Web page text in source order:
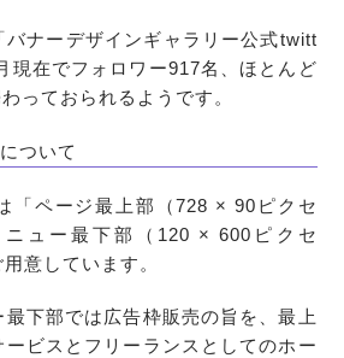
バナーデザインギャラリー公式twitt
現在でフォロワー917名、ほとんど
っておられるようです。
ついて
「ページ最上部（728 × 90ピクセ
ュー最下部（120 × 600ピクセ
意しています。
下部では広告枠販売の旨を、最上
ビスとフリーランスとしてのホー